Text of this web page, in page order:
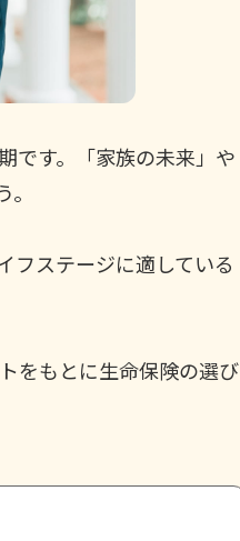
です。「家族の未来」や
フステージに適している
をもとに生命保険の選び